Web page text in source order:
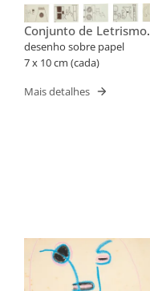
Conjunto de Letrismo
Para Nomes Próprios
(Barbara, Cleube)
desenho sobre papel
7 x 10 cm (cada)
Mais detalhes